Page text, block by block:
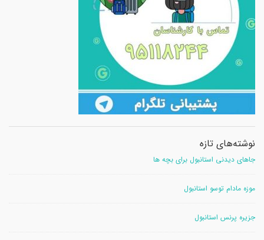
نوشته‌های تازه
جاهای دیدنی استانبول برای بچه ها
موزه مادام توسو استانبول
جزیره پرنس استانبول